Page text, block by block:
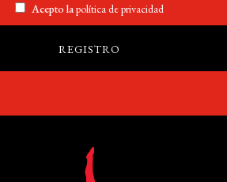
Acepto lapolítica de privacidad